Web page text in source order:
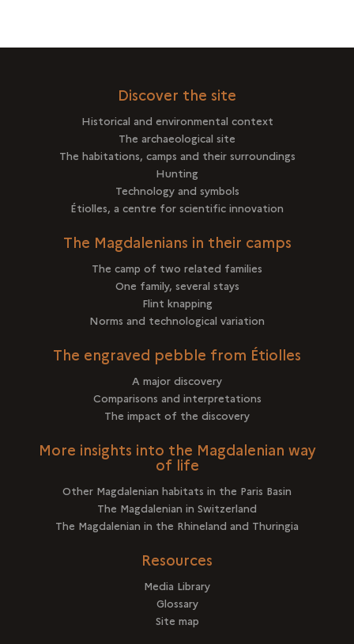
Discover the site
Historical and environmental context
The archaeological site
The habitations, camps and their surroundings
Hunting
Technology and symbols
Étiolles, a centre for scientific innovation
The Magdalenians in their camps
The camp of two related families
One family, several stays
Flint knapping
Norms and technological variation
The engraved pebble from Étiolles
A major discovery
Comparisons and interpretations
The impact of the discovery
More insights into the Magdalenian way
of life
Other Magdalenian habitats in the Paris Basin
The Magdalenian in Switzerland
The Magdalenian in the Rhineland and Thuringia
Resources
Media Library
Glossary
Site map